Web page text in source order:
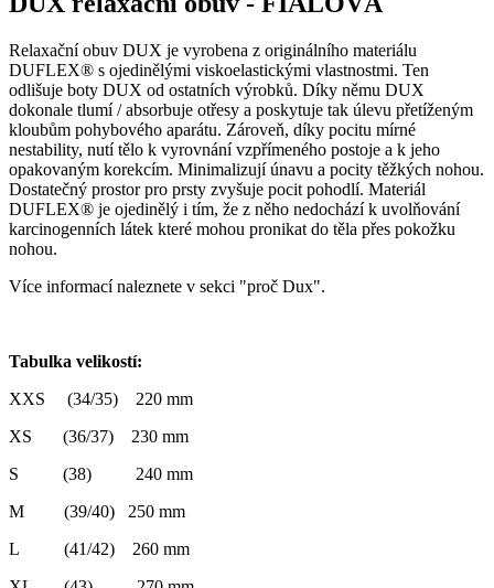
Relaxační obuv DUX je vyrobena z originálního materiálu
DUFLEX® s ojedinělými viskoelastickými vlastnostmi. Ten
odlišuje boty DUX od ostatních výrobků. Díky němu DUX
dokonale tlumí / absorbuje otřesy a poskytuje tak úlevu přetíženým
kloubům pohybového aparátu. Zároveň, díky pocitu mírné
nestability, nutí tělo k vyrovnání vzpřímeného postoje a k jeho
opakovaným korekcím. Minimalizují únavu a pocity těžkých nohou.
Dostatečný prostor pro prsty zvyšuje pocit pohodlí. Materiál
DUFLEX® je ojedinělý i tím, že z něho nedochází k uvolňování
karcinogenních látek které mohou pronikat do těla přes pokožku
nohou.
Více informací naleznete v sekci "proč Dux".
Tabulka velikostí:
XXS (34/35) 220 mm
XS (36/37) 230 mm
S (38) 240 mm
M (39/40) 250 mm
L (41/42) 260 mm